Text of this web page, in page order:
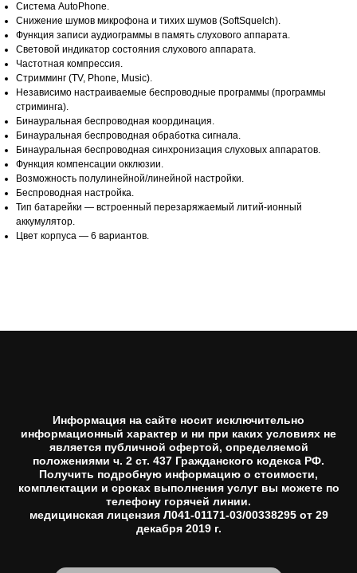
Система AutoPhone.
Снижение шумов микрофона и тихих шумов (SoftSquelch).
Функция записи аудиограммы в память слухового аппарата.
Световой индикатор состояния слухового аппарата.
Частотная компрессия.
Стримминг (TV, Phone, Music).
Независимо настраиваемые беспроводные программы (программы
стриминга).
Бинауральная беспроводная координация.
Бинауральная беспроводная обработка сигнала.
Бинауральная беспроводная синхронизация слуховых аппаратов.
Функция компенсации окклюзии.
Возможность полулинейной/линейной настройки.
Беспроводная настройка.
Тип батарейки — встроенный перезаряжаемый литий-ионный
аккумулятор.
Цвет корпуса — 6 вариантов.
Информация на сайте носит исключительно
информационный характер и ни при каких условиях не
является публичной офертой, определяемой
положениями ч. 2 ст. 437 Гражданского кодекса РФ.
Получить подробную информацию о стоимости,
комплектации и сроках выполнения услуг вы можете по
телефону горячей линии.
медицинская лицензия Л041-01171-03/00338295 от 29
декабря 2019 г.